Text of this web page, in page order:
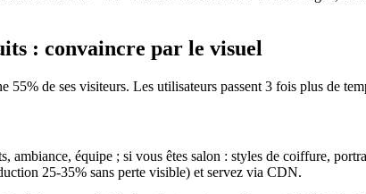
: convaincre par le visuel
de ses visiteurs. Les utilisateurs passent 3 fois plus de
ambiance, équipe ; si vous êtes salon : styles de coiffure,
25-35% sans perte visible) et servez via CDN.